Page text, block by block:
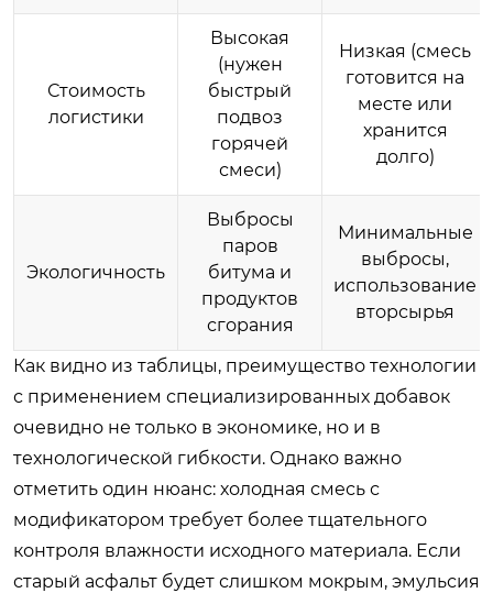
Стоимость
логистики
Высокая
(нужен
быстрый
подвоз
горячей
смеси)
Низкая (смесь
готовится на
месте или
хранится
долго)
Экологичность
Выбросы
паров
битума и
продуктов
сгорания
Минимальные
выбросы,
использование
вторсырья
Как видно из таблицы, преимущество технологии
с применением специализированных добавок
очевидно не только в экономике, но и в
технологической гибкости. Однако важно
отметить один нюанс: холодная смесь с
модификатором требует более тщательного
контроля влажности исходного материала. Если
старый асфальт будет слишком мокрым, эмульсия